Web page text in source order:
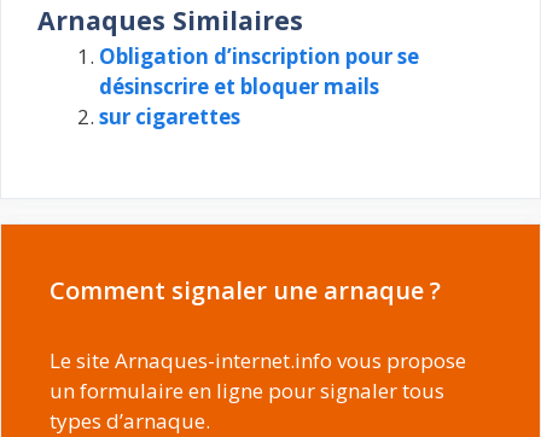
Arnaques Similaires
Obligation d’inscription pour se
désinscrire et bloquer mails
sur cigarettes
Comment signaler une arnaque ?
Le site Arnaques-internet.info vous propose
un formulaire en ligne pour signaler tous
types d’arnaque.